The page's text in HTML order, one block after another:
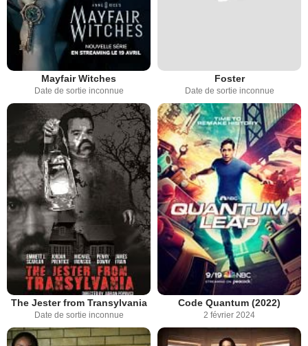
Mayfair Witches
Date de sortie inconnue
Foster
Date de sortie inconnue
The Jester from Transylvania
Date de sortie inconnue
Code Quantum (2022)
2 février 2024